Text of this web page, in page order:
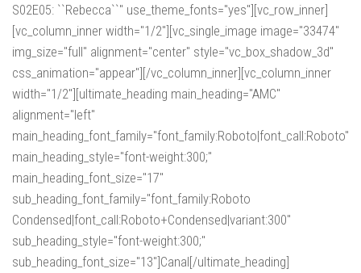
S02E05: ``Rebecca``" use_theme_fonts="yes"][vc_row_inner]
[vc_column_inner width="1/2"][vc_single_image image="33474"
img_size="full" alignment="center" style="vc_box_shadow_3d"
css_animation="appear"][/vc_column_inner][vc_column_inner
width="1/2"][ultimate_heading main_heading="AMC"
alignment="left"
main_heading_font_family="font_family:Roboto|font_call:Roboto"
main_heading_style="font-weight:300;"
main_heading_font_size="17"
sub_heading_font_family="font_family:Roboto
Condensed|font_call:Roboto+Condensed|variant:300"
sub_heading_style="font-weight:300;"
sub_heading_font_size="13"]Canal[/ultimate_heading]